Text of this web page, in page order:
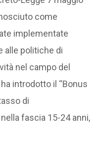
come
implementate
alle politiche di
nel campo del
introdotto il “Bonus
di
fascia 15-24 anni,